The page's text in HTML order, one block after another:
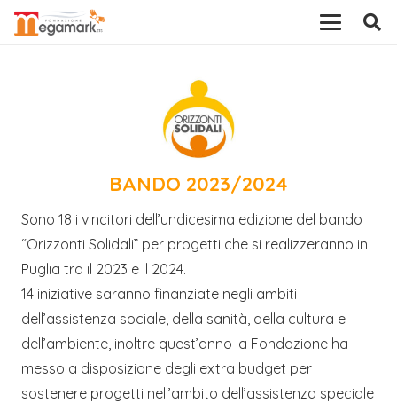
BANDO 2023/2024
Sono 18 i vincitori dell’undicesima edizione del bando
“Orizzonti Solidali” per progetti che si realizzeranno in
Puglia tra il 2023 e il 2024.
14 iniziative saranno finanziate negli ambiti
dell’assistenza sociale, della sanità, della cultura e
dell’ambiente, inoltre quest’anno la Fondazione ha
messo a disposizione degli extra budget per
sostenere progetti nell’ambito dell’assistenza speciale